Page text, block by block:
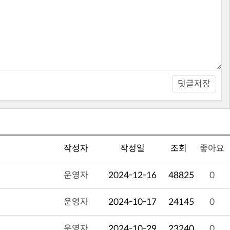
덧글저장
작성자 작성일 조회 좋아요
운영자 2024-12-16 48825 0
운영자 2024-10-17 24145 0